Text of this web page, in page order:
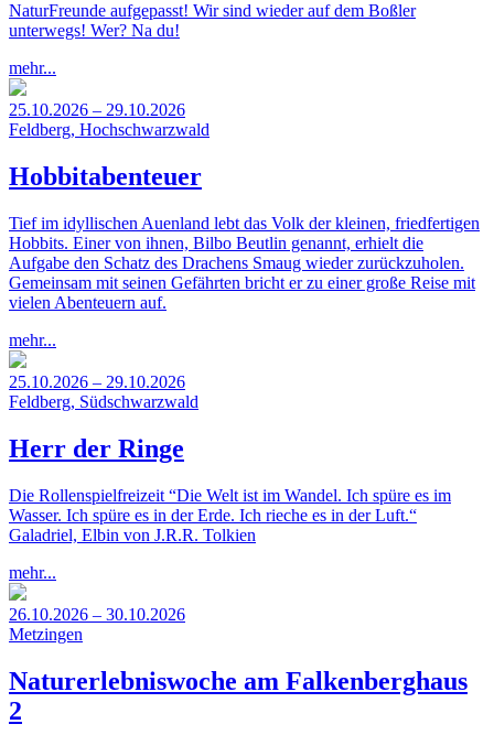
NaturFreunde aufgepasst! Wir sind wieder auf dem Boßler
unterwegs! Wer? Na du!
mehr...
25.10.2026 – 29.10.2026
Feldberg, Hochschwarzwald
Hobbitabenteuer
Tief im idyllischen Auenland lebt das Volk der kleinen, friedfertigen
Hobbits. Einer von ihnen, Bilbo Beutlin genannt, erhielt die
Aufgabe den Schatz des Drachens Smaug wieder zurückzuholen.
Gemeinsam mit seinen Gefährten bricht er zu einer große Reise mit
vielen Abenteuern auf.
mehr...
25.10.2026 – 29.10.2026
Feldberg, Südschwarzwald
Herr der Ringe
Die Rollenspielfreizeit “Die Welt ist im Wandel. Ich spüre es im
Wasser. Ich spüre es in der Erde. Ich rieche es in der Luft.“
Galadriel, Elbin von J.R.R. Tolkien
mehr...
26.10.2026 – 30.10.2026
Metzingen
Naturerlebniswoche am Falkenberghaus
2